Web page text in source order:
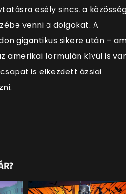
esély sincs, a
venni a dolgokat. A
gigantikus sikere után –
amerikai formulán kívül is
is elkezdett ázsiai